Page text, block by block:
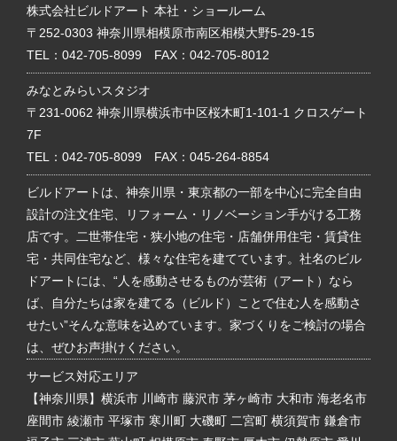
株式会社ビルドアート 本社・ショールーム
〒252-0303 神奈川県相模原市南区相模大野5-29-15
TEL： 042-705-8099 FAX：042-705-8012
みなとみらいスタジオ
〒231-0062 神奈川県横浜市中区桜木町1-101-1 クロスゲート
7F
TEL： 042-705-8099 FAX：045-264-8854
ビルドアートは、神奈川県・東京都の一部を中心に完全自由
設計の注文住宅、リフォーム・リノベーション手がける工務
店です。二世帯住宅・狭小地の住宅・店舗併用住宅・賃貸住
宅・共同住宅など、様々な住宅を建てています。社名のビル
ドアートには、“人を感動させるものが芸術（アート）なら
ば、自分たちは家を建てる（ビルド）ことで住む人を感動さ
せたい”そんな意味を込めています。家づくりをご検討の場合
は、ぜひお声掛けください。
サービス対応エリア
【神奈川県】横浜市 川崎市 藤沢市 茅ヶ崎市 大和市 海老名市
座間市 綾瀬市 平塚市 寒川町 大磯町 二宮町 横須賀市 鎌倉市